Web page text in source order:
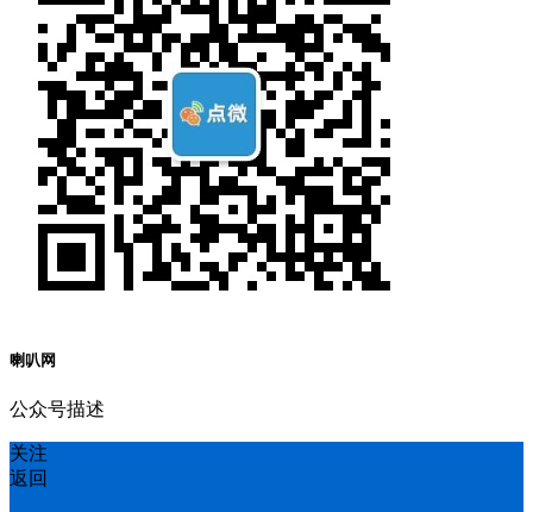
喇叭网
公众号描述
关注
返回